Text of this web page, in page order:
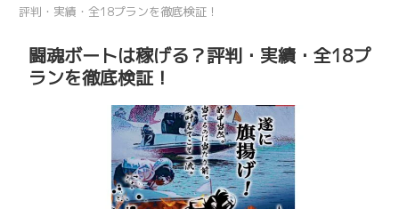
評判・実績・全18プランを徹底検証！
闘魂ボートは稼げる？評判・実績・全18プ
ランを徹底検証！